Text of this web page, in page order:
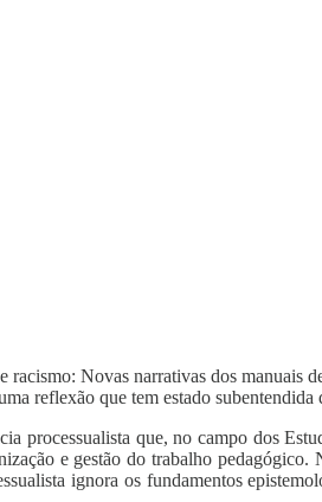
Novas narrativas dos manuais
reflexão que tem estado
processualista que, no campo dos
e gestão do trabalho pedagógico.
ignora os fundamentos